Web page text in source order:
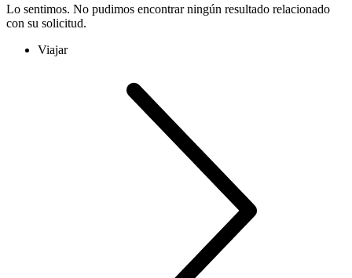
Lo sentimos. No pudimos encontrar ningún resultado relacionado
con su solicitud.
Viajar